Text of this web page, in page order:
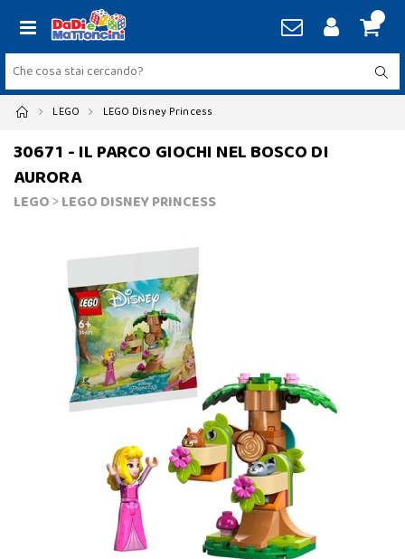
LEGO LEGO Disney Princess
30671 - IL PARCO GIOCHI NEL BOSCO DI
AURORA
LEGO>LEGO DISNEY PRINCESS